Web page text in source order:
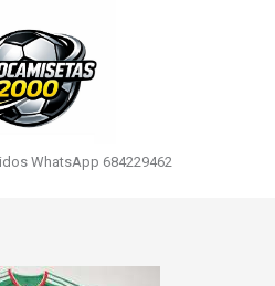
WhatsApp 684229462